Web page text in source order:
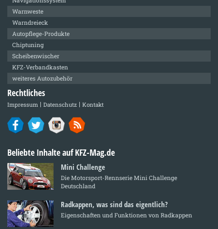
Warnweste
Warndreieck
Autopflege-Produkte
Chiptuning
Scheibenwischer
KFZ-Verbandkasten
weiteres Autozubehör
Rechtliches
Impressum Datenschutz Kontakt
Beliebte Inhalte auf KFZ-Mag.de
Mini Challenge
Die Motorsport-Rennserie Mini Challenge
Deutschland
Radkappen, was sind das eigentlich?
Eigenschaften und Funktionen von Radkappen